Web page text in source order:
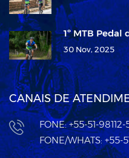
1º MTB Pedal
30 Nov, 2025
CANAIS DE
FONE: +55-51-98112-
FONE/WHATS: +55-